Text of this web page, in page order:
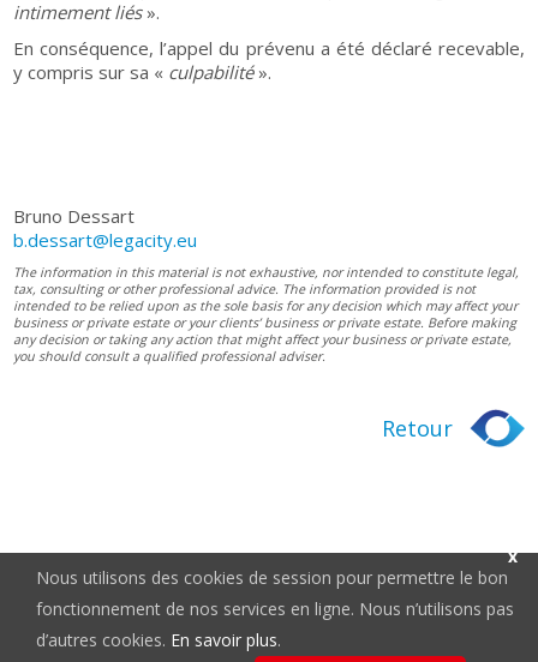
intimement liés».
En conséquence, l’appel du prévenu a été déclaré recevable,
y compris sur sa « culpabilité».
Bruno Dessart
b.dessart@legacity.eu
The information in this material is not exhaustive, nor intended to constitute legal,
tax, consulting or other professional advice. The information provided is not
intended to be relied upon as the sole basis for any decision which may affect your
business or private estate or your clients’ business or private estate. Before making
any decision or taking any action that might affect your business or private estate,
you should consult a qualified professional adviser.
Retour
x
Nous utilisons des cookies de session pour permettre le bon
fonctionnement de nos services en ligne. Nous n’utilisons pas
d’autres cookies. En savoir plus.